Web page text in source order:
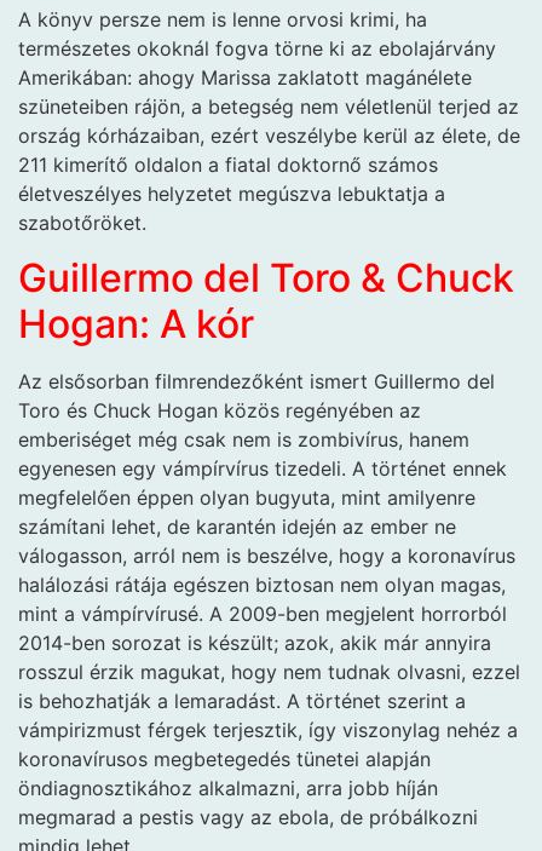
A könyv persze nem is lenne orvosi krimi, ha
természetes okoknál fogva törne ki az ebolajárvány
Amerikában: ahogy Marissa zaklatott magánélete
szüneteiben rájön, a betegség nem véletlenül terjed az
ország kórházaiban, ezért veszélybe kerül az élete, de
211 kimerítő oldalon a fiatal doktornő számos
életveszélyes helyzetet megúszva lebuktatja a
szabotőröket.
Guillermo del Toro & Chuck
Hogan: A kór
Az elsősorban filmrendezőként ismert Guillermo del
Toro és Chuck Hogan közös regényében az
emberiséget még csak nem is zombivírus, hanem
egyenesen egy vámpírvírus tizedeli. A történet ennek
megfelelően éppen olyan bugyuta, mint amilyenre
számítani lehet, de karantén idején az ember ne
válogasson, arról nem is beszélve, hogy a koronavírus
halálozási rátája egészen biztosan nem olyan magas,
mint a vámpírvírusé. A 2009-ben megjelent horrorból
2014-ben sorozat is készült; azok, akik már annyira
rosszul érzik magukat, hogy nem tudnak olvasni, ezzel
is behozhatják a lemaradást. A történet szerint a
vámpirizmust férgek terjesztik, így viszonylag nehéz a
koronavírusos megbetegedés tünetei alapján
öndiagnosztikához alkalmazni, arra jobb híján
megmarad a pestis vagy az ebola, de próbálkozni
mindig lehet.